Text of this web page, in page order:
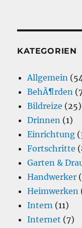
KATEGORIEN
Allgemein
BehÃ¶rden
Bildreize (25)
Drinnen (1)
Einrichtung
Fortschritte
Garten &
Handwerker
Heimwerken
Intern (11)
Internet (7)